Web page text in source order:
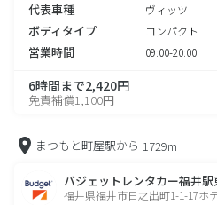
代表車種 ヴィッツ
ボディタイプ コンパクト
営業時間 09:00-20:00
6時間まで2,420円
免責補償1,100円
まつもと町屋駅から 1729m
バジェットレンタカー福井駅
福井県福井市日之出町1-1-17ホ